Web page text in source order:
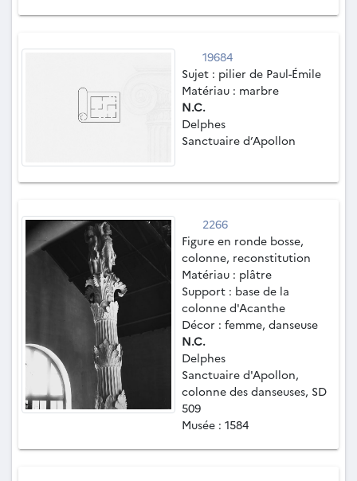
19684
Sujet : pilier de Paul-Émile
Matériau : marbre
N.C.
Delphes
Sanctuaire d’Apollon
2266
Figure en ronde bosse,
colonne, reconstitution
Matériau : plâtre
Support : base de la
colonne d'Acanthe
Décor : femme, danseuse
N.C.
Delphes
Sanctuaire d'Apollon,
colonne des danseuses, SD
509
Musée : 1584